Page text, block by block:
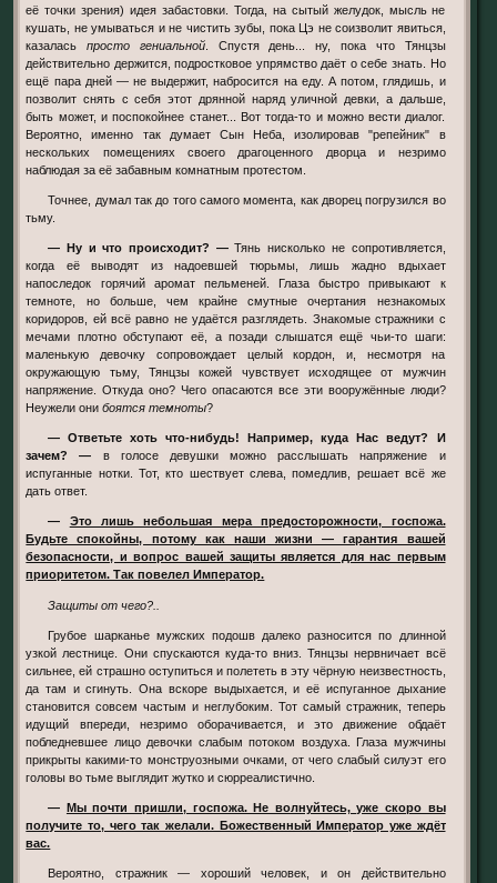
её точки зрения) идея забастовки. Тогда, на сытый желудок, мысль не
кушать, не умываться и не чистить зубы, пока Цэ не соизволит явиться,
казаласьпросто гениальной. Спустя день... ну, пока что Тянцзы
действительно держится, подростковое упрямство даёт о себе знать. Но
ещё пара дней — не выдержит, набросится на еду. А потом, глядишь, и
позволит снять с себя этот дрянной наряд уличной девки, а дальше,
быть может, и поспокойнее станет... Вот тогда-то и можно вести диалог.
Вероятно, именно так думает Сын Неба, изолировав "репейник" в
нескольких помещениях своего драгоценного дворца и незримо
наблюдая за её забавным комнатным протестом.
Точнее, думал так до того самого момента, как дворец погрузился во
тьму.
— Ну и что происходит? —Тянь нисколько не сопротивляется,
когда её выводят из надоевшей тюрьмы, лишь жадно вдыхает
напоследок горячий аромат пельменей. Глаза быстро привыкают к
темноте, но больше, чем крайне смутные очертания незнакомых
коридоров, ей всё равно не удаётся разглядеть. Знакомые стражники с
мечами плотно обступают её, а позади слышатся ещё чьи-то шаги:
маленькую девочку сопровождает целый кордон, и, несмотря на
окружающую тьму, Тянцзы кожей чувствует исходящее от мужчин
напряжение. Откуда оно? Чего опасаются все эти вооружённые люди?
Неужели онибоятся темноты?
— Ответьте хоть что-нибудь! Например, куда Нас ведут? И
зачем? — в голосе девушки можно расслышать напряжение и
испуганные нотки. Тот, кто шествует слева, помедлив, решает всё же
дать ответ.
Это лишь небольшая мера предосторожности, госпожа.
Будьте спокойны, потому как наши жизни — гарантия вашей
безопасности, и вопрос вашей защиты является для нас первым
приоритетом. Так повелел Император.
Защиты от чего?..
Грубое шарканье мужских подошв далеко разносится по длинной
узкой лестнице. Они спускаются куда-то вниз. Тянцзы нервничает всё
сильнее, ей страшно оступиться и полететь в эту чёрную неизвестность,
да там и сгинуть. Она вскоре выдыхается, и её испуганное дыхание
становится совсем частым и неглубоким. Тот самый стражник, теперь
идущий впереди, незримо оборачивается, и это движение обдаёт
побледневшее лицо девочки слабым потоком воздуха. Глаза мужчины
прикрыты какими-то монструозными очками, от чего слабый силуэт его
головы во тьме выглядит жутко и сюрреалистично.
Мы почти пришли, госпожа. Не волнуйтесь, уже скоро вы
получите то, чего так желали. Божественный Император уже ждёт
вас.
Вероятно, стражник — хороший человек, и он действительно